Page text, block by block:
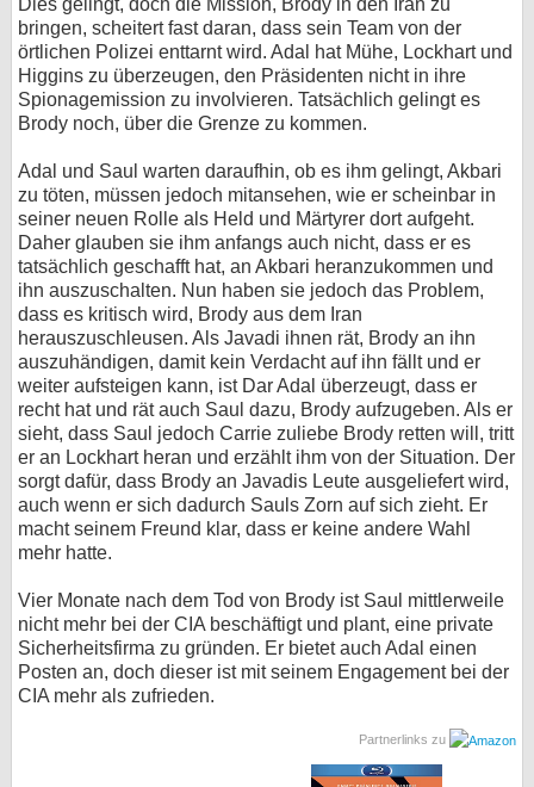
Dies gelingt, doch die Mission, Brody in den Iran zu
bringen, scheitert fast daran, dass sein Team von der
örtlichen Polizei enttarnt wird. Adal hat Mühe, Lockhart und
Higgins zu überzeugen, den Präsidenten nicht in ihre
Spionagemission zu involvieren. Tatsächlich gelingt es
Brody noch, über die Grenze zu kommen.
Adal und Saul warten daraufhin, ob es ihm gelingt, Akbari
zu töten, müssen jedoch mitansehen, wie er scheinbar in
seiner neuen Rolle als Held und Märtyrer dort aufgeht.
Daher glauben sie ihm anfangs auch nicht, dass er es
tatsächlich geschafft hat, an Akbari heranzukommen und
ihn auszuschalten. Nun haben sie jedoch das Problem,
dass es kritisch wird, Brody aus dem Iran
herauszuschleusen. Als Javadi ihnen rät, Brody an ihn
auszuhändigen, damit kein Verdacht auf ihn fällt und er
weiter aufsteigen kann, ist Dar Adal überzeugt, dass er
recht hat und rät auch Saul dazu, Brody aufzugeben. Als er
sieht, dass Saul jedoch Carrie zuliebe Brody retten will, tritt
er an Lockhart heran und erzählt ihm von der Situation. Der
sorgt dafür, dass Brody an Javadis Leute ausgeliefert wird,
auch wenn er sich dadurch Sauls Zorn auf sich zieht. Er
macht seinem Freund klar, dass er keine andere Wahl
mehr hatte.
Vier Monate nach dem Tod von Brody ist Saul mittlerweile
nicht mehr bei der CIA beschäftigt und plant, eine private
Sicherheitsfirma zu gründen. Er bietet auch Adal einen
Posten an, doch dieser ist mit seinem Engagement bei der
CIA mehr als zufrieden.
Partnerlinks zu